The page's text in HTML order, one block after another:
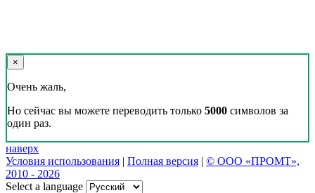
×
Очень жаль,
Но сейчас вы можете переводить только 5000 символов за
один раз.
наверх
Условия использования | Полная версия | © ООО «ПРОМТ»,
2010 - 2026
Select a language